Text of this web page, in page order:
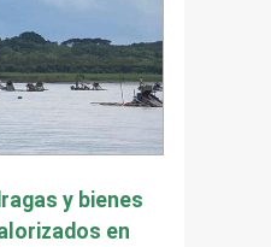
y bienes
en